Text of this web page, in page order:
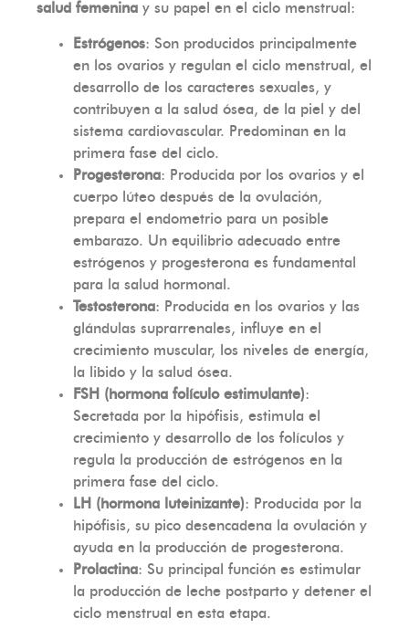
salud femenina y su papel en el ciclo menstrual:
Estrógenos: Son producidos principalmente
en los ovarios y regulan el ciclo menstrual, el
desarrollo de los caracteres sexuales, y
contribuyen a la salud ósea, de la piel y del
sistema cardiovascular. Predominan en la
primera fase del ciclo.
Progesterona: Producida por los ovarios y el
cuerpo lúteo después de la ovulación,
prepara el endometrio para un posible
embarazo. Un equilibrio adecuado entre
estrógenos y progesterona es fundamental
para la salud hormonal.
Testosterona: Producida en los ovarios y las
glándulas suprarrenales, influye en el
crecimiento muscular, los niveles de energía,
la libido y la salud ósea.
FSH (hormona folículo estimulante):
Secretada por la hipófisis, estimula el
crecimiento y desarrollo de los folículos y
regula la producción de estrógenos en la
primera fase del ciclo.
LH (hormona luteinizante): Producida por la
hipófisis, su pico desencadena la ovulación y
ayuda en la producción de progesterona.
Prolactina: Su principal función es estimular
la producción de leche postparto y detener el
ciclo menstrual en esta etapa.